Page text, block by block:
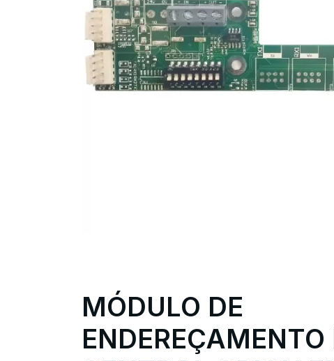
MÓDULO DE
ENDEREÇAMENTO